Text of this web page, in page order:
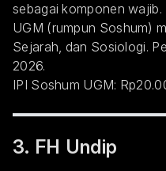
sebagai komponen
UGM (rumpun Soshum)
Sejarah, dan Sosiologi.
2026.
IPI Soshum UGM:
3. FH Undip